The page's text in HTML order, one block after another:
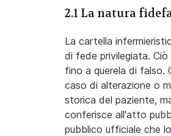
2.1 La natura
La cartella
di fede privilegiata.
fino a querela di falso.
caso di alterazione o
storica del paziente,
conferisce all'atto
pubblico ufficiale che